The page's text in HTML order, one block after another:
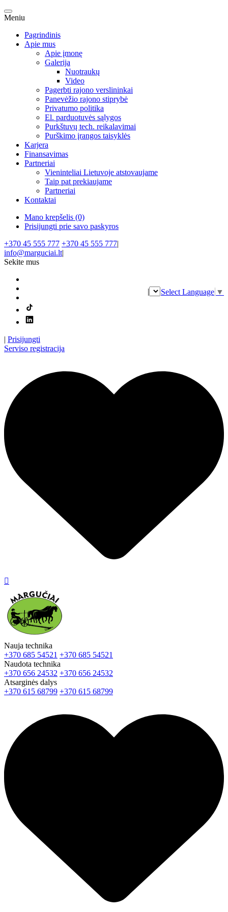
Meniu
Pagrindinis
Apie mus
Apie įmonę
Galerija
Nuotraukų
Video
Pagerbti rajono verslininkai
Panevėžio rajono stiprybė
Privatumo politika
El. parduotuvės sąlygos
Purkštuvų tech. reikalavimai
Purškimo įrangos taisyklės
Karjera
Finansavimas
Partneriai
Vieninteliai Lietuvoje atstovaujame
Taip pat prekiaujame
Partneriai
Kontaktai
Mano krepšelis (0)
Prisijungti prie savo paskyros
+370 45 555 777 +370 45 555 777|
info@marguciai.lt|
Sekite mus
| Prisijungti
| Select Language ▼
Serviso registracija

Nauja technika
+370 685 54521 +370 685 54521
Naudota technika
+370 656 24532 +370 656 24532
Atsarginės dalys
+370 615 68799 +370 615 68799